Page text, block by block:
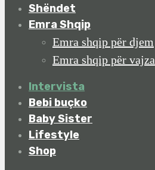
Shëndet
Emra Shqip
Emra shqip për djem
Emra shqip për vajza
Intervista
Bebi buçko
Baby Sister
Lifestyle
Shop